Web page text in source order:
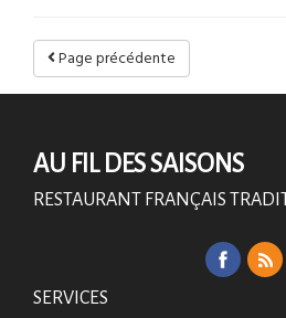
Page précédente
AU FIL DES SAISONS
RESTAURANT FRANÇAIS
SERVICES